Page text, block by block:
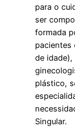
para o
ser
formada
pacientes
de
plástico,
Singular.